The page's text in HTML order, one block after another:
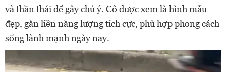
và thần thái để gây chú ý. Cô được xem là hình mẫu
đẹp, gắn liền năng lượng tích cực, phù hợp phong cách
sống lành mạnh ngày nay.